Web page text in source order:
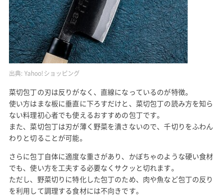
出典: Yahoo!ショッピング
菜切包丁の刃は反りがなく、直線になっているのが特徴。
使い方はまな板に垂直に下ろすだけと、菜切包丁の読み方を知ら
ない料理初心者でも使えるおすすめの包丁です。
また、菜切包丁は刃が薄く野菜を潰さないので、千切りをふわん
わりと切ることが可能。
さらに包丁自体に適度な重さがあり、かぼちゃのような硬い食材
でも、使い方を工夫する必要なくサクッと切れます。
ただし、野菜切りに特化した包丁のため、肉や魚など包丁の反り
を利用して調理する食材には不向きです。